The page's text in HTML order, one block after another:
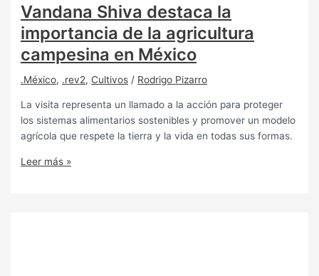
Vandana Shiva destaca la
importancia de la agricultura
campesina en México
.México, .rev2, Cultivos / Rodrigo Pizarro
La visita representa un llamado a la acción para proteger
los sistemas alimentarios sostenibles y promover un modelo
agrícola que respete la tierra y la vida en todas sus formas.
Leer más »